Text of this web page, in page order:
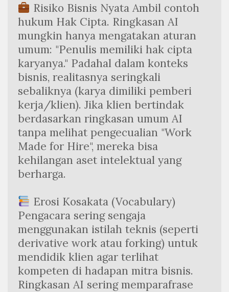
Risiko Bisnis Nyata Ambil contoh
hukum Hak Cipta. Ringkasan AI
mungkin hanya mengatakan aturan
umum: "Penulis memiliki hak cipta
karyanya." Padahal dalam konteks
bisnis, realitasnya seringkali
sebaliknya (karya dimiliki pemberi
kerja/klien). Jika klien bertindak
berdasarkan ringkasan umum AI
tanpa melihat pengecualian "Work
Made for Hire", mereka bisa
kehilangan aset intelektual yang
berharga.
Erosi Kosakata (Vocabulary)
Pengacara sering sengaja
menggunakan istilah teknis (seperti
derivative work atau forking) untuk
mendidik klien agar terlihat
kompeten di hadapan mitra bisnis.
Ringkasan AI sering memparafrase